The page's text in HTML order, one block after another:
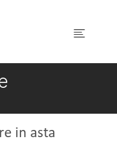
in asta